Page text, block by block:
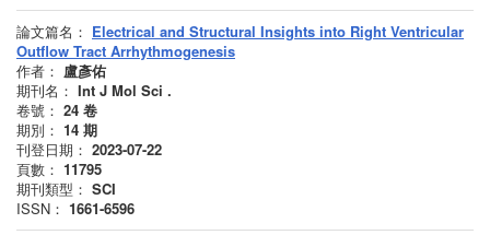
論文篇名： Electrical and Structural Insights into Right Ventricular
Outflow Tract Arrhythmogenesis
作者： 盧彥佑
期刊名： Int J Mol Sci .
卷號： 24 卷
期別： 14 期
刊登日期： 2023-07-22
頁數： 11795
期刊類型： SCI
ISSN： 1661-6596